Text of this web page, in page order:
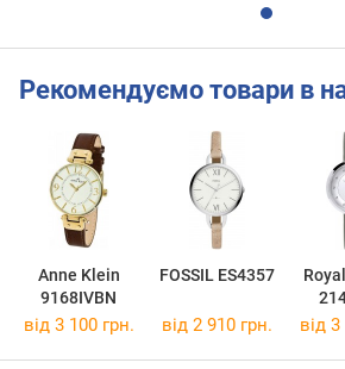
Рекомендуємо товари в
Anne Klein
9168IVBN
FOSSIL ES4357
від 3 100 грн. від 2 910 грн. від